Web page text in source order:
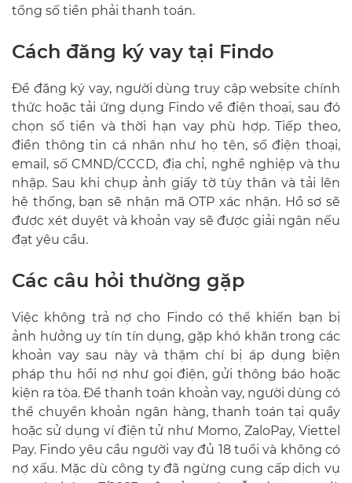
tổng số tiền phải thanh toán.
Cách đăng ký vay tại Findo
Để đăng ký vay, người dùng truy cập website chính
thức hoặc tải ứng dụng Findo về điện thoại, sau đó
chọn số tiền và thời hạn vay phù hợp. Tiếp theo,
điền thông tin cá nhân như họ tên, số điện thoại,
email, số CMND/CCCD, địa chỉ, nghề nghiệp và thu
nhập. Sau khi chụp ảnh giấy tờ tùy thân và tải lên
hệ thống, bạn sẽ nhận mã OTP xác nhận. Hồ sơ sẽ
được xét duyệt và khoản vay sẽ được giải ngân nếu
đạt yêu cầu.
Các câu hỏi thường gặp
Việc không trả nợ cho Findo có thể khiến bạn bị
ảnh hưởng uy tín tín dụng, gặp khó khăn trong các
khoản vay sau này và thậm chí bị áp dụng biện
pháp thu hồi nợ như gọi điện, gửi thông báo hoặc
kiện ra tòa. Để thanh toán khoản vay, người dùng có
thể chuyển khoản ngân hàng, thanh toán tại quầy
hoặc sử dụng ví điện tử như Momo, ZaloPay, Viettel
Pay. Findo yêu cầu người vay đủ 18 tuổi và không có
nợ xấu. Mặc dù công ty đã ngừng cung cấp dịch vụ